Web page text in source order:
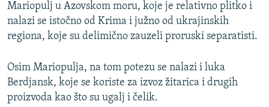
Mariopulj u Azovskom moru, koje je relativno plitko i
nalazi se istočno od Krima i južno od ukrajinskih
regiona, koje su delimično zauzeli proruski separatisti.
Osim Mariopulja, na tom potezu se nalazi i luka
Berdjansk, koje se koriste za izvoz žitarica i drugih
proizvoda kao što su ugalj i čelik.